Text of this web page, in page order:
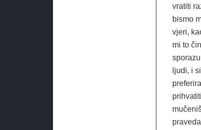
vratiti
bismo
vjeri,
mi to
ljudi, i